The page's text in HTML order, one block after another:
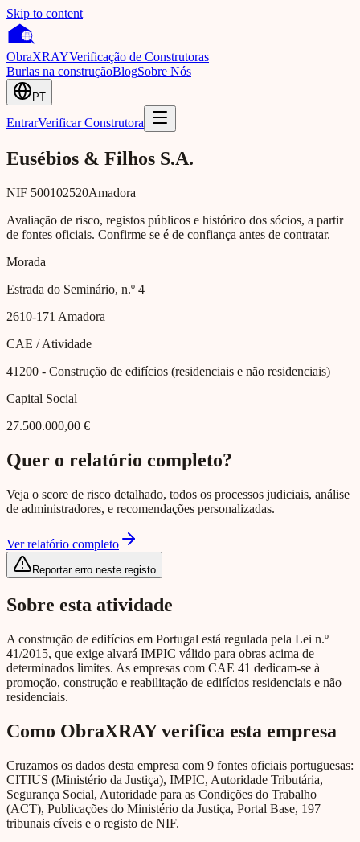
Skip to content
ObraXRAYVerificação de Construtoras
Burlas na construçãoBlogSobre Nós
PT
EntrarVerificar Construtora
Eusébios & Filhos S.A.
NIF 500102520Amadora
Avaliação de risco, registos públicos e histórico dos sócios, a partir
de fontes oficiais. Confirme se é de confiança antes de contratar.
Morada
Estrada do Seminário, n.º 4
2610-171 Amadora
CAE / Atividade
41200 - Construção de edifícios (residenciais e não residenciais)
Capital Social
27.500.000,00 €
Quer o relatório completo?
Veja o score de risco detalhado, todos os processos judiciais, análise
de administradores, e recomendações personalizadas.
Ver relatório completo
Reportar erro neste registo
Sobre esta atividade
A construção de edifícios em Portugal está regulada pela Lei n.º
41/2015, que exige alvará IMPIC válido para obras acima de
determinados limites. As empresas com CAE 41 dedicam-se à
promoção, construção e reabilitação de edifícios residenciais e não
residenciais.
Como ObraXRAY verifica esta empresa
Cruzamos os dados desta empresa com 9 fontes oficiais portuguesas:
CITIUS (Ministério da Justiça), IMPIC, Autoridade Tributária,
Segurança Social, Autoridade para as Condições do Trabalho
(ACT), Publicações do Ministério da Justiça, Portal Base, 197
tribunais cíveis e o registo de NIF.